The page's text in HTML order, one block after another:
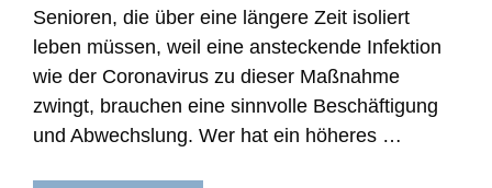
Senioren, die über eine längere Zeit isoliert
leben müssen, weil eine ansteckende Infektion
wie der Coronavirus zu dieser Maßnahme
zwingt, brauchen eine sinnvolle Beschäftigung
und Abwechslung. Wer hat ein höheres …